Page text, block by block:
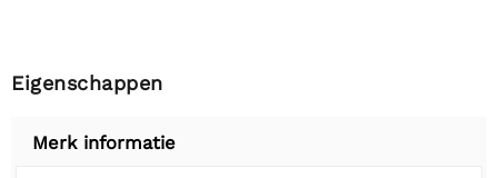
Eigenschappen
Merk informatie